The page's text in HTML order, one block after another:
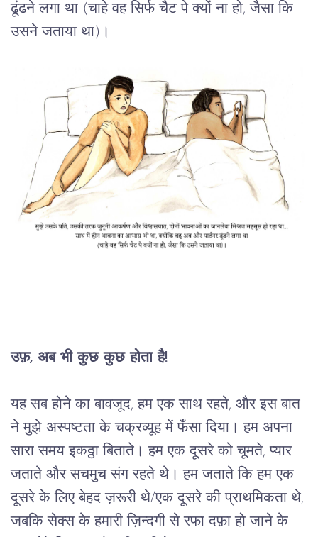
ढूंढने लगा था (चाहे वह सिर्फ चैट पे क्यों ना हो, जैसा कि
उसने जताया था)।
उफ़, अब भी कुछ कुछ होता है!
यह सब होने का बावजूद, हम एक साथ रहते, और इस बात
ने मुझे अस्पष्टता के चक्रव्यूह में फँसा दिया। हम अपना
सारा समय इकठ्ठा बिताते। हम एक दूसरे को चूमते, प्यार
जताते और सचमुच संग रहते थे। हम जताते कि हम एक
दूसरे के लिए बेहद ज़रूरी थे/एक दूसरे की प्राथमिकता थे,
जबकि सेक्स के हमारी ज़िन्दगी से रफा दफ़ा हो जाने के